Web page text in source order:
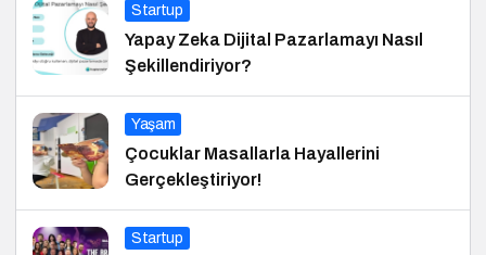
Startup
Yapay Zeka Dijital Pazarlamayı Nasıl
Şekillendiriyor?
Yaşam
Çocuklar Masallarla Hayallerini
Gerçekleştiriyor!
Startup